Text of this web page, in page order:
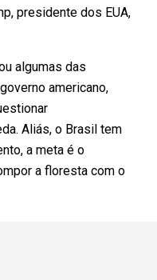
presidente dos EUA,
algumas das
americano,
Aliás, o Brasil tem
a meta é o
a floresta com o